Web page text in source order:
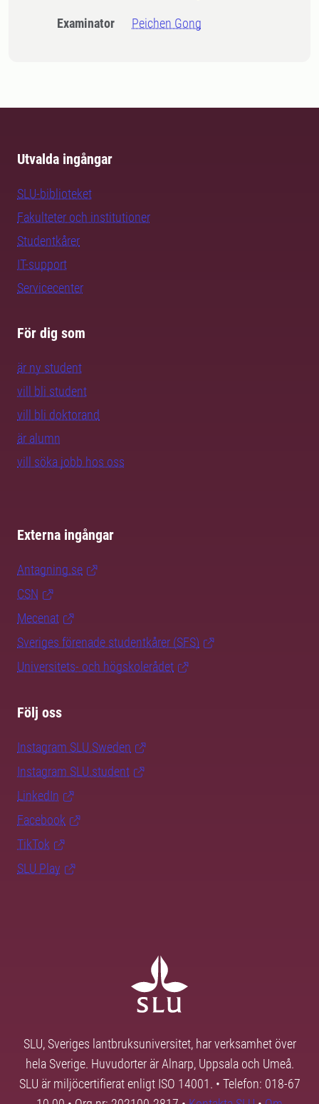
Examinator Peichen Gong
Utvalda ingångar
SLU-biblioteket
Fakulteter och institutioner
Studentkårer
IT-support
Servicecenter
För dig som
är ny student
vill bli student
vill bli doktorand
är alumn
vill söka jobb hos oss
Externa ingångar
Antagning.se
CSN
Mecenat
Sveriges förenade studentkårer (SFS)
Universitets- och högskolerådet
Följ oss
Instagram SLU.Sweden
Instagram SLU.student
LinkedIn
Facebook
TikTok
SLU Play
SLU, Sveriges lantbruksuniversitet, har verksamhet över
hela Sverige. Huvudorter är Alnarp, Uppsala och Umeå.
SLU är miljöcertifierat enligt ISO 14001. • Telefon: 018-67